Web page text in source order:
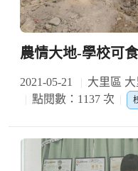
農情大地-學校可
2021-05-21
大里區
點閱數：1137 次